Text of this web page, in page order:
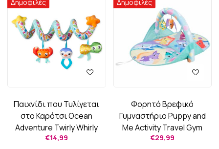
Δημοφιλές
Παιχνίδι που Τυλίγεται
στο Καρότσι Ocean
Adventure Twirly Whirly
€14,99
Δημοφιλές
Φορητό Βρεφικό
Γυμναστήριο Puppy and
Me Activity Travel Gym
€29,99